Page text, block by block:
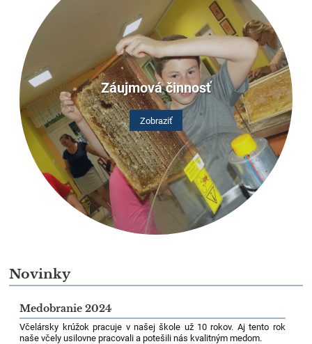
Záujmová činnosť
Zobraziť
Novinky
Medobranie 2024
Včelársky krúžok pracuje v našej škole už 10 rokov. Aj tento rok
naše včely usilovne pracovali a potešili nás kvalitným medom.